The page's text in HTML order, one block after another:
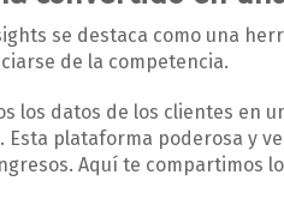
se destaca como una
de la competencia.
los datos de los clientes en
plataforma poderosa y
Aquí te compartimos